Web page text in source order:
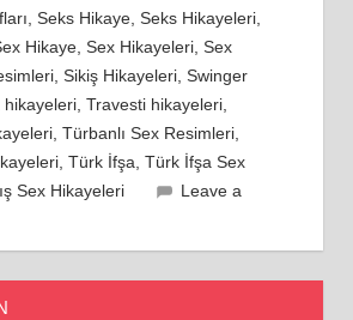
Seks Hikaye, Seks Hikayeleri,
Hikaye, Sex Hikayeleri, Sex
, Sikiş Hikayeleri, Swinger
hikayeleri, Travesti hikayeleri,
, Türbanlı Sex Resimleri,
, Türk İfşa Türk İfşa Sex
Sex Hikayeleri
Leave a